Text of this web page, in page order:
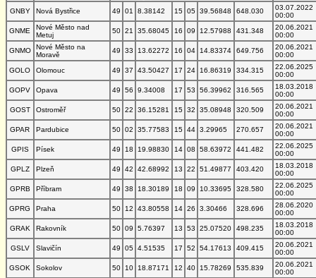
GNBY
Nová Bystřice 49 01 8.38142 15 05 39.56848 648.030
03.07.2022
00:00
GNME
Nové Město nad
Metuj
50 21 35.68045 16 09 12.57988 431.348
20.06.2021
00:00
GNMO
Nové Město na
Moravě
49 33 13.62272 16 04 14.83374 649.756
20.06.2021
00:00
GOLO
Olomouc 49 37 43.50427 17 24 16.86319 334.315
22.06.2025
00:00
GOPV
Opava 49 56 9.34008 17 53 56.39962 316.565
18.03.2018
00:00
GOST
Ostroměř 50 22 36.15281 15 32 35.08948 320.509
20.06.2021
00:00
GPAR
Pardubice 50 02 35.77583 15 44 3.29965 270.657
20.06.2021
00:00
GPIS
Písek 49 18 19.98830 14 08 58.63972 441.482
22.06.2025
00:00
GPLZ
Plzeň 49 42 42.68992 13 22 51.49877 403.420
18.03.2018
00:00
GPRB
Příbram 49 38 18.30189 18 09 10.33695 328.580
22.06.2025
00:00
GPRG
Praha 50 12 43.80558 14 26 3.30466 328.696
28.06.2020
00:00
GRAK
Rakovník 50 09 5.76397 13 53 25.07520 498.235
18.03.2018
00:00
GSLV
Slavičín 49 05 4.51535 17 52 54.17613 409.415
20.06.2021
00:00
GSOK
Sokolov 50 10 18.87171 12 40 15.78269 535.839
20.06.2021
00:00